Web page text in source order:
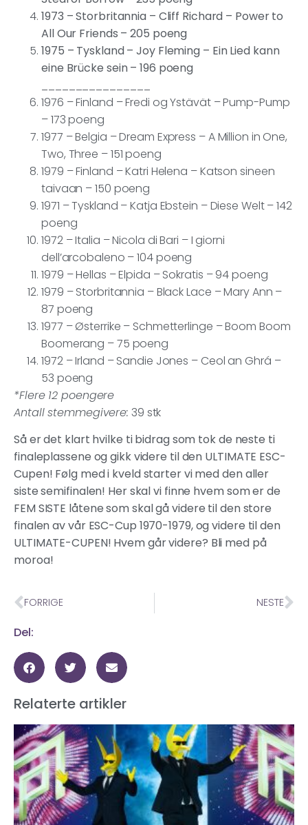
1973 – Storbritannia – Cliff Richard – Power to
All Our Friends – 205 poeng
1975 – Tyskland – Joy Fleming – Ein Lied kann
eine Brücke sein – 196 poeng
1976 – Finland – Fredi og Ystävät – Pump-Pump
– 173 poeng
1977 – Belgia – Dream Express – A Million in One,
Two, Three – 151 poeng
1979 – Finland – Katri Helena – Katson sineen
taivaan – 150 poeng
1971 – Tyskland – Katja Ebstein – Diese Welt – 142
poeng
1972 – Italia – Nicola di Bari – I giorni
dell’arcobaleno – 104 poeng
1979 – Hellas – Elpida – Sokratis – 94 poeng
1979 – Storbritannia – Black Lace – Mary Ann –
87 poeng
1977 – Østerrike – Schmetterlinge – Boom Boom
Boomerang – 75 poeng
1972 – Irland – Sandie Jones – Ceol an Ghrá –
53 poeng
*Flere 12 poengere
Antall stemmegivere: 39 stk
Så er det klart hvilke ti bidrag som tok de neste ti
finaleplassene og gikk videre til den ULTIMATE ESC-
Cupen! Følg med i kveld starter vi med den aller
siste semifinalen! Her skal vi finne hvem som er de
FEM SISTE låtene som skal gå videre til den store
finalen av vår ESC-Cup 1970-1979, og videre til den
ULTIMATE-CUPEN! Hvem går videre? Bli med på
moroa!
FORRIGE NESTE
Del:
Relaterte artikler